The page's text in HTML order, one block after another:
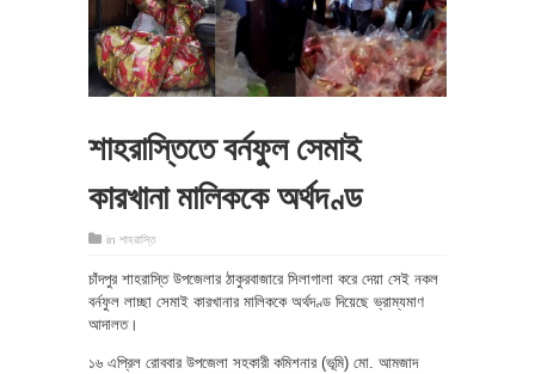
শাহরাস্তিতে বর্নফুল সেমাই
কারখানা মালিককে অর্থদণ্ড
in শাহরাস্তি
চাঁদপুর শাহরাস্তি উপজেলার ঠাকুরবাজারে সিলাগালা করে দেয়া সেই নকল
বর্নফুল লাচ্ছা সেমাই কারখানার মালিককে অর্থদণ্ড দিয়েছে ভ্রাম্যমাণ
আদালত।
১৬ এপ্রিল রোববার উপজেলা সহকারী কমিশনার (ভূমি) মো. আমজাদ